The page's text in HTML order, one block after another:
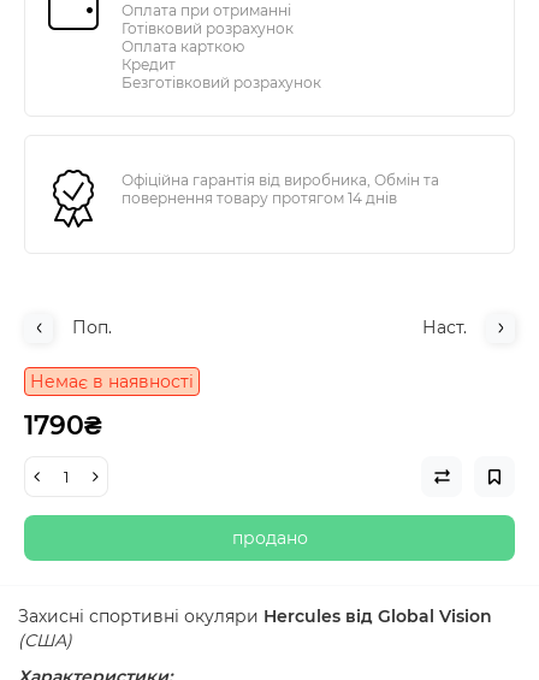
Оплата при отриманні
Готівковий розрахунок
Оплата карткою
Кредит
Безготівковий розрахунок
Офіційна гарантія від виробника, Обмін та
повернення товару протягом 14 днів
Поп. Наст.
Немає в наявності
1790₴
продано
Захисні спортивні окуляри Hercules від Global Vision
(США)